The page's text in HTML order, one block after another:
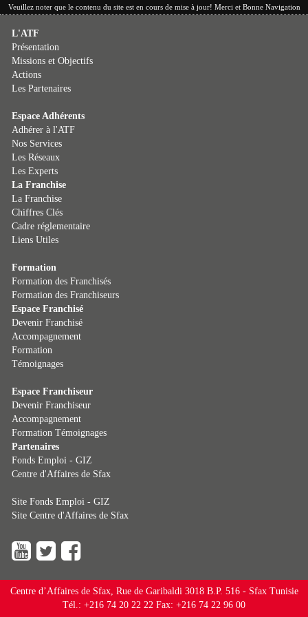
Veuillez noter que le contenu du site est en cours de mise à jour! Merci et Bonne Navigation
L'ATF
Présentation
Missions et Objectifs
Actions
Les Partenaires
Espace Adhérents
Adhérer à l'ATF
Nos Services
Les Réseaux
Les Experts
La Franchise
La Franchise
Chiffres Clés
Cadre réglementaire
Liens Utiles
Formation
Formation des Franchisés
Formation des Franchiseurs
Espace Franchisé
Devenir Franchisé
Accompagnement
Formation
Témoignages
Espace Franchiseur
Devenir Franchiseur
Accompagnement
Formation Témoignages
Partenaires
Fonds Emploi - GIZ
Centre d'Affaires de Sfax
Site Fonds Emploi - GIZ
Site Centre d'Affaires de Sfax
Centre d’Affaires de Sfax, Rue de Garibaldi 3018 B.P. 516 - Sfax Tunisie
Tél.: +216 74 20 22 22 Fax: +216 74 22 96 00